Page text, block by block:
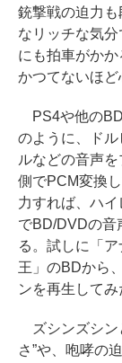
銃撃戦の迫力
なリッチな気
にも拍車がかか
かつてないほど
PS4や他の
のように、ドル
ルなどの音声
側でPCM変換
力すれば、ハ
でBD/DVDの音
る。試しに「
王」のBDから
ンを再生してみ
ズシンズシン
さ”や、咆哮の